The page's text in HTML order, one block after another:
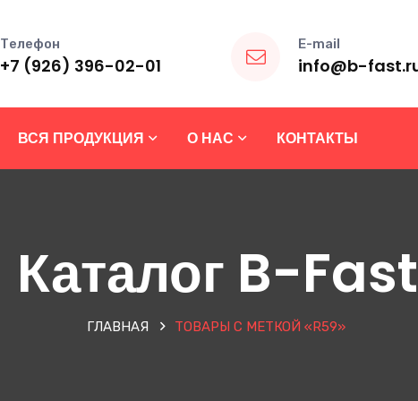
Телефон
+7 (926) 396-02-01
E-mail
info@b-
ВСЯ ПРОДУКЦИЯ О НАС КОНТАКТЫ
Каталог B-Fast
ГЛАВНАЯ ТОВАРЫ С МЕТКОЙ «R59»